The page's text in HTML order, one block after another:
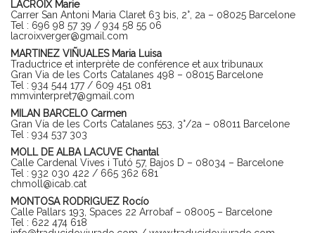
LACROIX Marie
Carrer San Antoni Maria Claret 63 bis, 2°, 2a – 08025 Barcelone
Tel : 696 98 57 39 / 934 58 55 06
lacroixverger@gmail.com
MARTINEZ VIÑUALES Maria Luisa
Traductrice et interprète de conférence et aux tribunaux
Gran Via de les Corts Catalanes 498 – 08015 Barcelone
Tel : 934 544 177 / 609 451 081
mmvinterpret7@gmail.com
MILAN BARCELO Carmen
Gran Vía de les Corts Catalanes 553, 3°/2a – 08011 Barcelone
Tel : 934 537 303
MOLL DE ALBA LACUVE Chantal
Calle Cardenal Vives i Tutó 57, Bajos D – 08034 – Barcelone
Tel : 932 030 422 / 665 362 681
chmoll@icab.cat
MONTOSA RODRIGUEZ Rocío
Calle Pallars 193, Spaces 22 Arrobaf – 08005 – Barcelone
Tel : 622 474 618